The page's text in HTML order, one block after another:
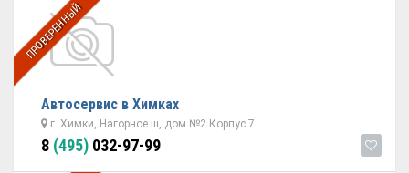
ПРОВЕРЕННЫЙ
Автосервис в Химках
г. Химки, Нагорное ш, дом №2 Корпус 7
8 (495) 032-97-99